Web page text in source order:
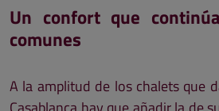
Un confort que
comunes
A la amplitud de los chalets que